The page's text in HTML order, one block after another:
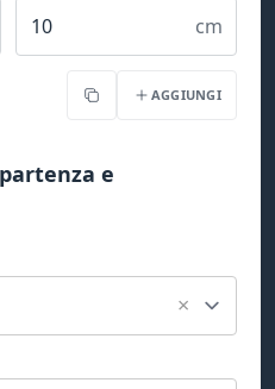
cm
Copia AGGIUNGI
e
×